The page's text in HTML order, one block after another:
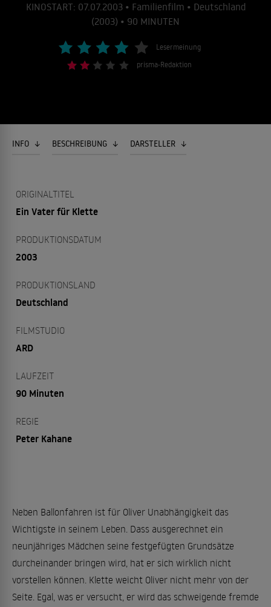
KINOSTART: 07.07.2003 • Familienfilm • Deutschland
(2003) • 90 MINUTEN
Lesermeinung
prisma-Redaktion
INFO BESCHREIBUNG DARSTELLER
ORIGINALTITEL
Ein Vater für Klette
PRODUKTIONSDATUM
2003
PRODUKTIONSLAND
Deutschland
FILMSTUDIO
ARD
LAUFZEIT
90 Minuten
REGIE
Peter Kahane
Neben Ballonfahren ist für Oliver Unabhängigkeit das
Wichtigste in seinem Leben. Dass ausgerechnet ein
neunjähriges Mädchen seine festgefügten Grundsätze
durcheinander bringen wird, hat er sich wirklich nicht
vorstellen können. Klette weicht Oliver nicht mehr von der
Seite. Egal, was er versucht, er wird das schweigende fremde